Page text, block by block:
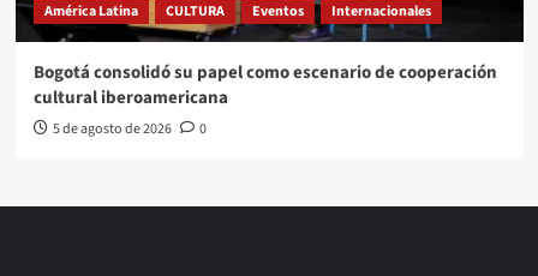
América Latina CULTURA Eventos Internacionales
Bogotá consolidó su papel como escenario de cooperación
cultural iberoamericana
5 de agosto de 2026 0